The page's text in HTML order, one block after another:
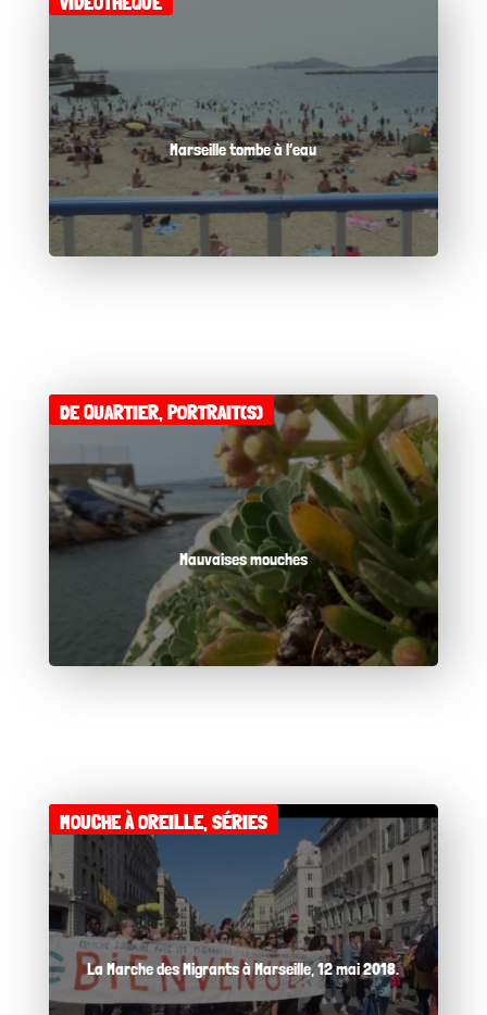
Marseille tombe à l’eau
Mauvaises mouches
DE QUARTIER,PORTRAIT(S)
La Marche des Migrants à Marseille, 12 mai 2018.
MOUCHE À OREILLE,SÉRIES